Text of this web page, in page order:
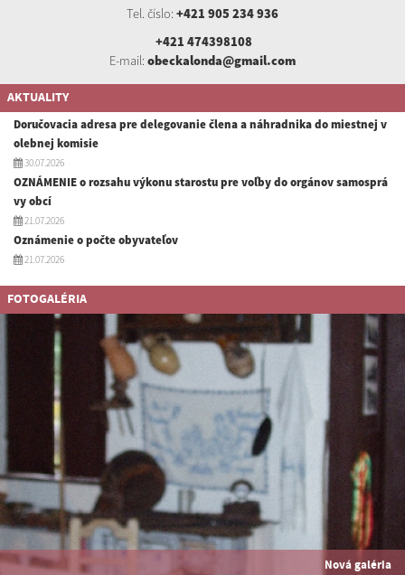
Tel. číslo: +421 905 234 936
+421 474398108
E-mail: obeckalonda@gmail.com
AKTUALITY
Doručovacia adresa pre delegovanie člena a náhradnika do miestnej v
olebnej komisie
30.07.2026
OZNÁMENIE o rozsahu výkonu starostu pre voľby do orgánov samosprá
vy obcí
21.07.2026
Oznámenie o počte obyvateľov
21.07.2026
FOTOGALÉRIA
Nová galéria